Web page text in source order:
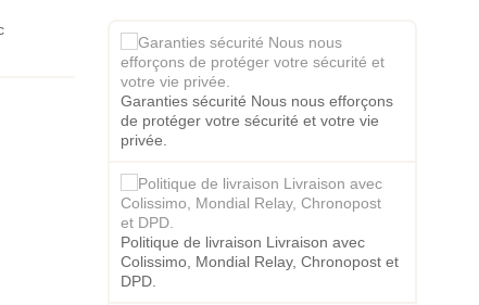
Garanties sécurité Nous nous efforçons
de protéger votre sécurité et votre vie
privée.
Politique de livraison Livraison avec
Colissimo, Mondial Relay, Chronopost et
DPD.